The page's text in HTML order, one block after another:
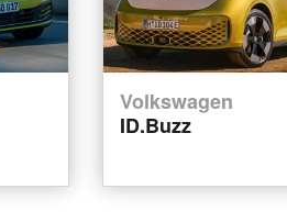
Volkswagen
ID.Buzz